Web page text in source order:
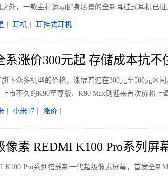
外，一款主打运动健身场景的全新耳挂式耳机已进
耳机 耳挂式耳机
系涨价300元起 存储成本抗不
下众多机型的价格，涨幅普遍在300元至500元区
市不久的K90至尊版、K90 Max则迎来首次价格上调
小米17 涨价
像素 REDMI K100 Pro系列屏
K100 Pro系列搭载新一代超级像素屏幕，首发全新